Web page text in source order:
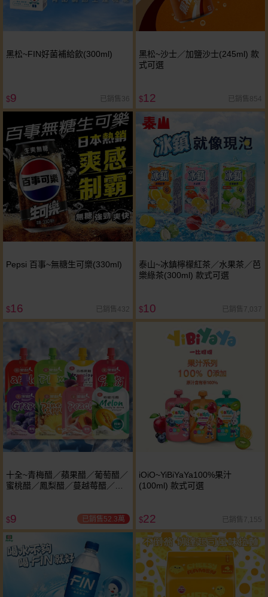
黑松~FIN好菌補給飲(300ml)
$9 已銷售36
黑松~沙士／加鹽沙士(245ml) 款
式可選
$12 已銷售854
Pepsi 百事~無糖生可樂(330ml)
$16 已銷售432
泰山~冰鎮檸檬紅茶／水果茶／芭
樂綠茶(300ml) 款式可選
$10 已銷售7,037
十全~青梅醋／蘋果醋／葡萄醋／
蜜桃醋／鳳梨醋／蔓越莓醋／百
$9 已銷售52.3萬
iOiO~YiBiYaYa100%果汁
(100ml) 款式可選
$22 已銷售7,155